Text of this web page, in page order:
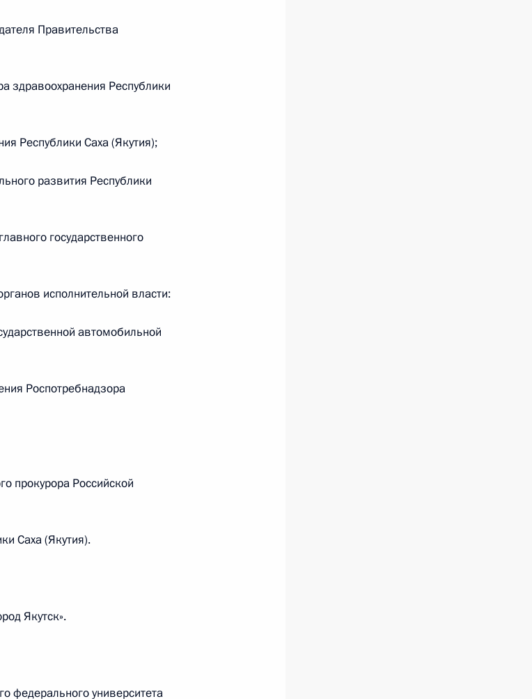
во Владимирской
Саха (Якутия)
в Республике Саха
работы мобильной
Правительства
здравоохранения Республики
Республики Саха (Якутия);
развития Республики
государственного
исполнительной власти:
автомобильной
Роспотребнадзора
прокурора Российской
Саха (Якутия).
Якутск».
федерального университета